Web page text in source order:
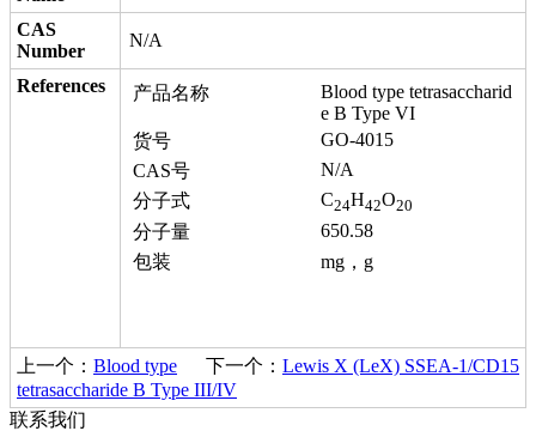
CAS
Number
N/A
References 产品名称
Blood type tetrasaccharid
e B Type VI
货号
GO-4015
CAS号
N/A
分子式
C24H42O20
分子量
650.58
包装
mg，g
下一个： Lewis X (LeX) SSEA-1/CD15
上一个： Blood type
tetrasaccharide B Type III/IV
联系我们